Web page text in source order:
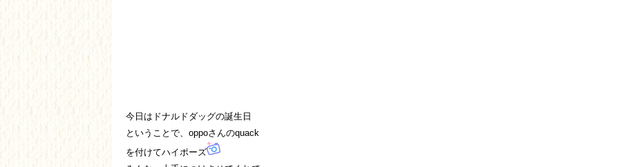
今日はドナルドダッグの誕生日
ということで、oppoさんのquack
を付けてハイポーズ